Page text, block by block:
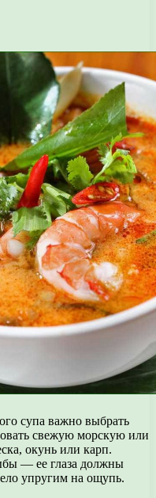
супа важно выбрать
свежую морскую или
окунь или карп.
— ее глаза должны
упругим на ощупь.